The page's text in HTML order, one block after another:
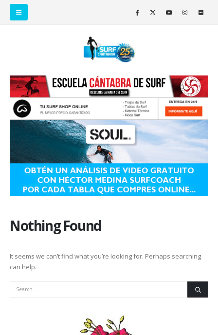
Nothing Found
It seems we can’t find what you’re looking for. Perhaps searching
can help.